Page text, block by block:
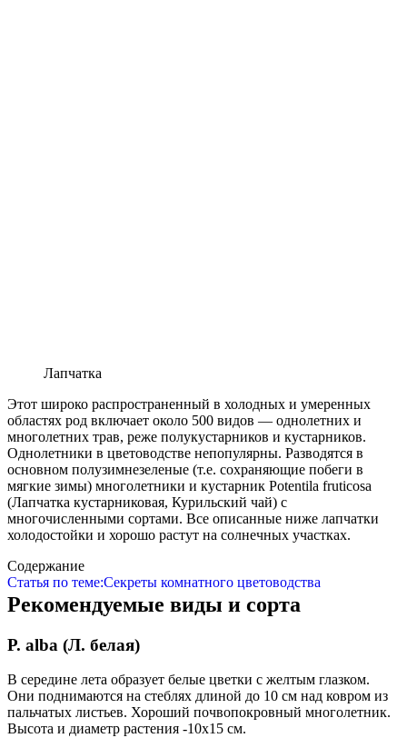
Лапчатка
Этот широко распространенный в холодных и умеренных
областях род включает около 500 видов — однолетних и
многолетних трав, реже полукустар­ников и кустарников.
Однолетники в цветоводстве непопулярны. Разводятся в
основном полузимнезеленые (т.е. со­храняющие побеги в
мягкие зимы) многолетники и кустарник Potentila fruticosa
(Лапчатка кустарниковая, Курильский чай) с
многочисленными сортами. Все описанные ниже лапчатки
холодостойки и хорошо растут на сол­нечных участках.
Содержание
Статья по теме:Секреты комнатного цветоводства
Рекомендуемые виды и сорта
P. alba (Л. белая)
В середине лета обра­зует белые цветки с желтым глазком.
Они поднимаются на стеблях длиной до 10 см над ковром из
пальчатых лис­тьев. Хороший почвопокровный мно­голетник.
Высота и диаметр растения -10х15 см.